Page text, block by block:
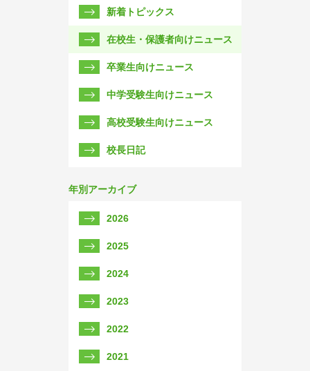
新着トピックス
在校生・保護者向けニュース
卒業生向けニュース
中学受験生向けニュース
高校受験生向けニュース
校長日記
年別アーカイブ
2026
2025
2024
2023
2022
2021